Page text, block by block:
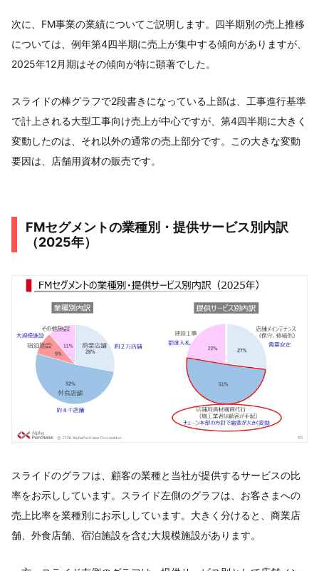
次に、FM事業の業績についてご説明します。四半期別の売上推移
については、例年第4四半期に売上が集中する傾向がありますが、
2025年12月期はその傾向が特に顕著でした。
スライドの棒グラフで2段書きになっている上部は、工事進行基準
で計上される大型工事向け売上が中心ですが、第4四半期に大きく
変動したのは、それ以外の通常の売上部分です。この大きな変動
要因は、店舗用資材の販売です。
FMセグメントの業種別・提供サービス別内訳
（2025年）
スライドのグラフは、顧客の業種と当社が提供するサービスの比
率をお示ししています。スライド左側のグラフは、お客さまへの
売上比率を業種別にお示ししています。大きく分けると、商業店
舗、外食店舗、宿泊施設を含む大規模施設があります。